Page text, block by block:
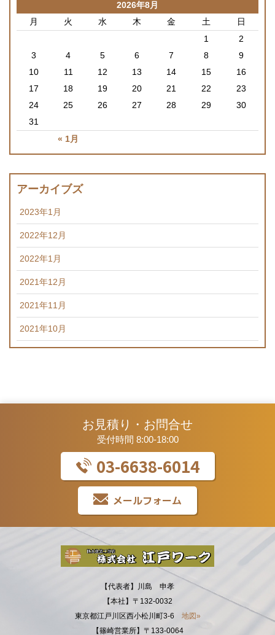
2026年8月
月
火 水 木 金 土 日
« 1月
1
2
3
4 5 6 7 8
9
10
11 12 13 14 15
16
17
18 19 20 21 22
23
24
25 26 27 28 29
30
31
アーカイブズ
2023年1月
2022年12月
2022年1月
2021年12月
2021年11月
2021年10月
お見積り・お問合せ
受付時間 8:00-18:00
03-6638-6014
メールフォーム
【代表者】川島 申孝
【本社】〒132-0032
東京都江戸川区西小松川町3-6
地図»
【篠崎営業所】〒133-0064